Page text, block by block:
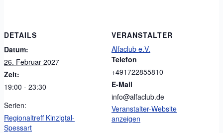
DETAILS
Datum:
26. Februar 2027
Zeit:
19:00 - 23:30
Serien:
Regionaltreff Kinzigtal-
Spessart
VERANSTALTER
Alfaclub e.V.
Telefon
+491722855810
E-Mail
info@alfaclub.de
Veranstalter-Website
anzeigen